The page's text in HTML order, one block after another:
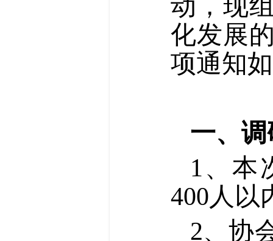
动，现
化发展
项通知
一、
1、本
400人以
2、协